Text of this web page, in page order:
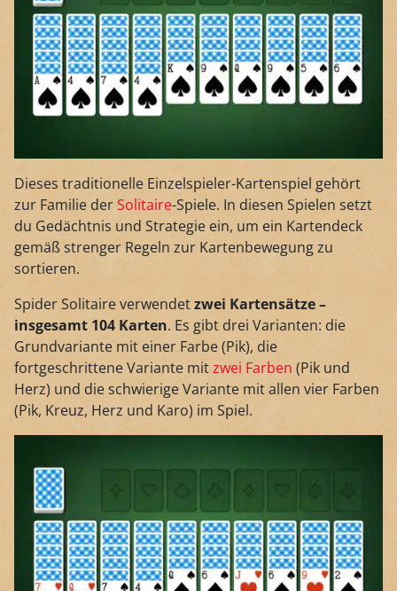
Dieses traditionelle Einzelspieler-Kartenspiel gehört
zur Familie derSolitaire-Spiele. In diesen Spielen setzt
du Gedächtnis und Strategie ein, um ein Kartendeck
gemäß strenger Regeln zur Kartenbewegung zu
sortieren.
Spider Solitaire verwendetzwei Kartensätze –
insgesamt 104 Karten. Es gibt drei Varianten: die
Grundvariante mit einer Farbe (Pik), die
fortgeschrittene Variante mitzwei Farben (Pik und
Herz) und die schwierige Variante mit allen vier Farben
(Pik, Kreuz, Herz und Karo) im Spiel.